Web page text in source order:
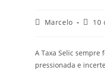
Marcelo 10
A Taxa Selic
pressionada e